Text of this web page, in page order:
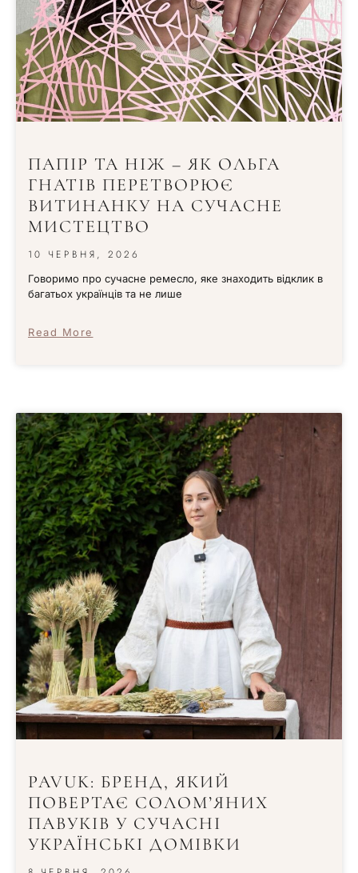
ПАПІР ТА НІЖ – ЯК ОЛЬГА
ГНАТІВ ПЕРЕТВОРЮЄ
ВИТИНАНКУ НА СУЧАСНЕ
МИСТЕЦТВО
10 ЧЕРВНЯ, 2026
Говоримо про сучасне ремесло, яке знаходить відклик в
багатьох українців та не лише
Read More
PAVUK: БРЕНД, ЯКИЙ
ПОВЕРТАЄ СОЛОМ’ЯНИХ
ПАВУКІВ У СУЧАСНІ
УКРАЇНСЬКІ ДОМІВКИ